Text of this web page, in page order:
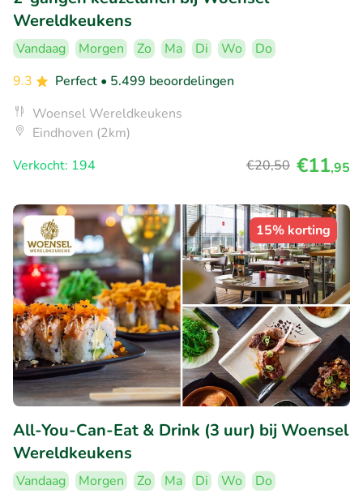
Wereldkeukens
Vandaag Morgen Zo Ma Di Wo
Do
9.3
Perfect • 5.499 beoordelingen
Woensel Wereldkeukens
Eindhoven (2km)
Verkocht: 194
€20,50 €11,95
15% korting
All-You-Can-Eat & Drink (3 uur) bij Woensel
Wereldkeukens
Vandaag Morgen Zo Ma Di Wo
Do